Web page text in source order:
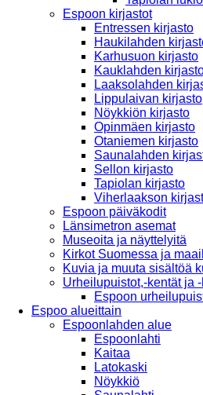
Espoon kirjastot
Entressen kirjasto
Haukilahden
Karhusuon kirjasto
Kauklahden
Laaksolahden
Lippulaivan kirjasto
Nöykkiön kirjasto
Opinmäen kirjasto
Otaniemen kirjasto
Saunalahden
Sellon kirjasto
Tapiolan kirjasto
Viherlaakson
Espoon päiväkodit
Länsimetron asemat
Museoita ja näyttelyitä
Kirkot Suomessa ja
Kuvia ja muuta sisältöä
Urheilupuistot,-kentät ja
Espoon
Espoo alueittain
Espoonlahden alue
Espoonlahti
Kaitaa
Latokaski
Nöykkiö